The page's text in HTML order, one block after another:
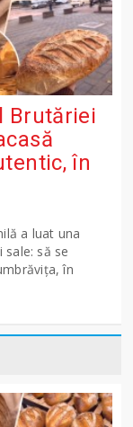
Brutăriei
în
a luat una
să se
în